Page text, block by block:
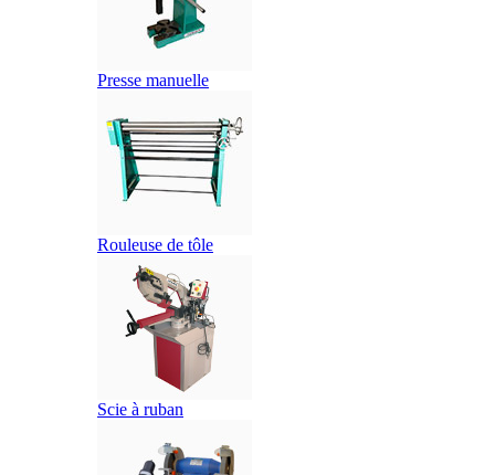
Presse manuelle
Rouleuse de tôle
Scie à ruban